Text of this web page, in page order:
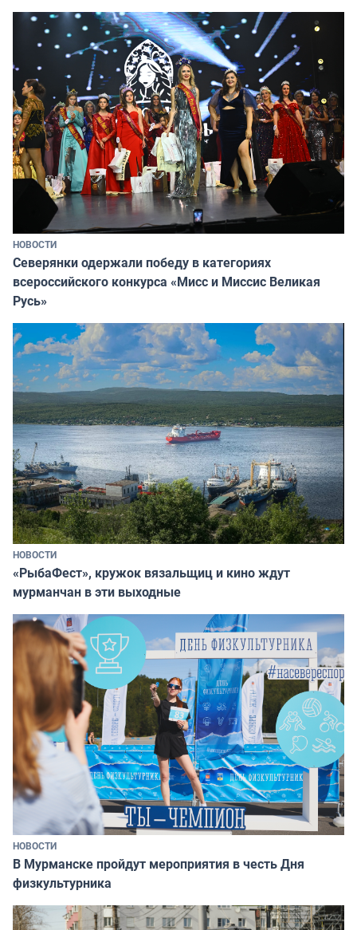
НОВОСТИ
Северянки одержали победу в категориях
всероссийского конкурса «Мисс и Миссис Великая
Русь»
НОВОСТИ
«РыбаФест», кружок вязальщиц и кино ждут
мурманчан в эти выходные
НОВОСТИ
В Мурманске пройдут мероприятия в честь Дня
физкультурника